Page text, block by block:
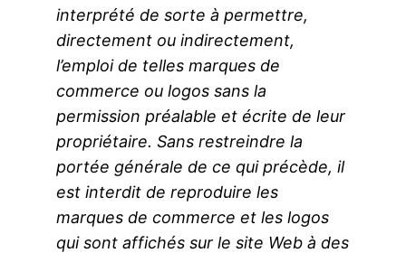
interprété de sorte à permettre,
directement ou indirectement,
l’emploi de telles marques de
commerce ou logos sans la
permission préalable et écrite de leur
propriétaire. Sans restreindre la
portée générale de ce qui précède, il
est interdit de reproduire les
marques de commerce et les logos
qui sont affichés sur le site Web à des